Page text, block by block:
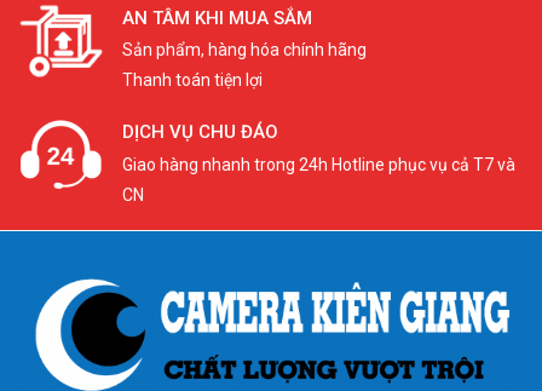
AN TÂM KHI MUA SẮM
Sản phẩm, hàng hóa chính hãng
Thanh toán tiện lợi
DỊCH VỤ CHU ĐÁO
Giao hàng nhanh trong 24h Hotline phục vụ cả T7 và
CN